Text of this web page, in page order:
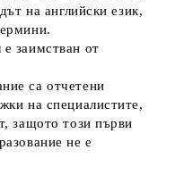
на английски език,
заимстван от
са отчетени
на специалистите,
защото този първи
не е